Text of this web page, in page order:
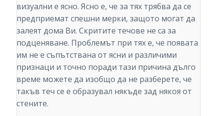
визуални е ясно. Ясно е, че за тях трябва да се
предприемат спешни мерки, защото могат да
залеят дома Ви. Скритите течове не са за
подценяване. Проблемът при тях е, че появата
им не е съпътствана от ясни и различими
признаци и точно поради тази причина дълго
време можете да изобщо да не разберете, че
такъв теч се е образувал някъде зад някоя от
стените.